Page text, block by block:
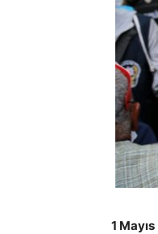
1 Mayıs